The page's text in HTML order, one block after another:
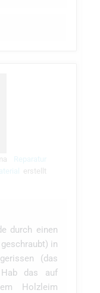
Reparatur
erstellt
durch einen
in
(das
das auf
Holzleim